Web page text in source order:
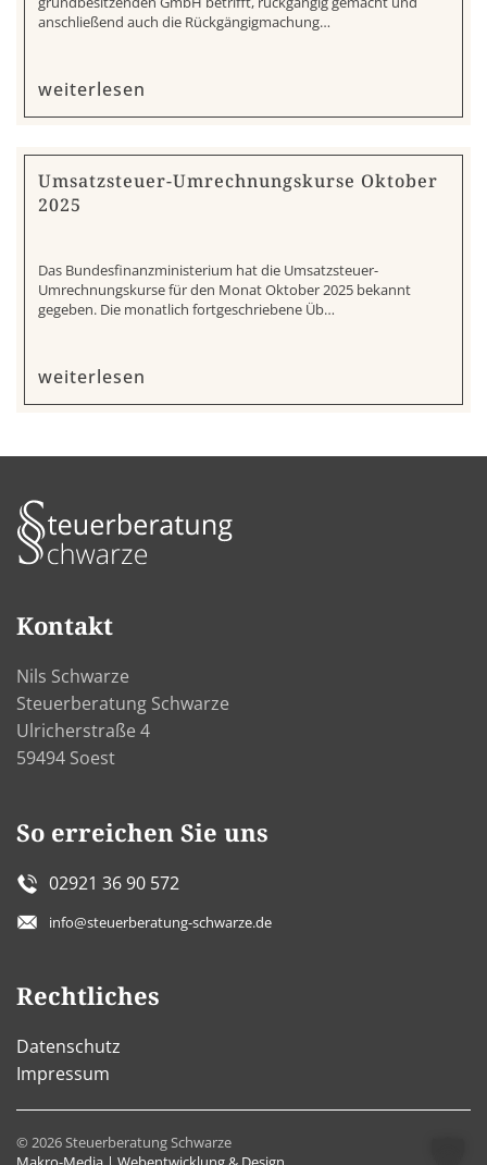
anschließend auch die Rückgängigmachung…
weiterlesen
Umsatzsteuer-Umrechnungskurse Oktober
2025
Das Bundesfinanzministerium hat die Umsatzsteuer-
Umrechnungskurse für den Monat Oktober 2025 bekannt
gegeben. Die monatlich fortgeschriebene Üb…
weiterlesen
Kontakt
Nils Schwarze
Steuerberatung Schwarze
Ulricherstraße 4
59494 Soest
So erreichen Sie uns
02921 36 90 572
info@steuerberatung-schwarze.de
Rechtliches
Datenschutz
Impressum
© 2026 Steuerberatung Schwarze